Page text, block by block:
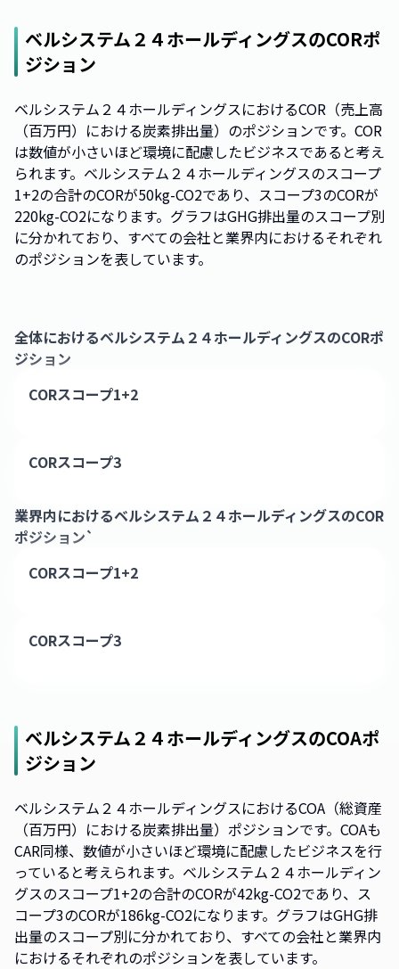
ベルシステム２４ホールディングスのCORポ
ジション
ベルシステム２４ホールディングスにおけるCOR（売上高
（百万円）における炭素排出量）のポジションです。COR
は数値が小さいほど環境に配慮したビジネスであると考え
られます。ベルシステム２４ホールディングスのスコープ
1+2の合計のCORが50kg-CO2であり、スコープ3のCORが
220kg-CO2になります。グラフはGHG排出量のスコープ別
に分かれており、すべての会社と業界内におけるそれぞれ
のポジションを表しています。
全体におけるベルシステム２４ホールディングスのCORポ
ジション
CORスコープ1+2
CORスコープ3
業界内におけるベルシステム２４ホールディングスのCOR
ポジション`
CORスコープ1+2
CORスコープ3
ベルシステム２４ホールディングスのCOAポ
ジション
ベルシステム２４ホールディングスにおけるCOA（総資産
（百万円）における炭素排出量）ポジションです。COAも
CAR同様、数値が小さいほど環境に配慮したビジネスを行
っていると考えられます。ベルシステム２４ホールディン
グスのスコープ1+2の合計のCORが42kg-CO2であり、ス
コープ3のCORが186kg-CO2になります。グラフはGHG排
出量のスコープ別に分かれており、すべての会社と業界内
におけるそれぞれのポジションを表しています。